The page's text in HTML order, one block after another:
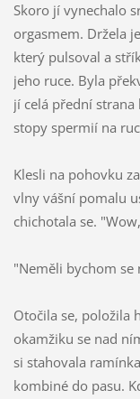
Skoro jí vynechalo
orgasmem. Držela
který pulsoval a
jeho ruce. Byla
jí celá přední
stopy spermií na
Klesli na pohovku
vlny vášní pomalu
chichotala se.
"Neměli bychom se
Otočila se, položila
okamžiku se nad
si stahovala
kombiné do pasu.